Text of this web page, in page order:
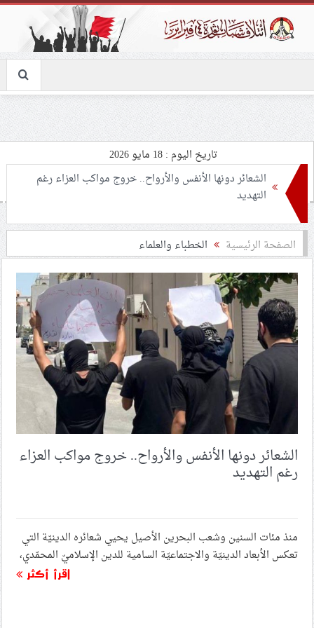
تاريخ اليوم : 18 مايو 2026
المجلس السياسي لائتلاف 14 فبراير يعزّي ويبارك باستشهاد
«القائد عزّ الدين الحداد
النظام الخليفيّ يحلّ جمعيّة التوعية الإسلاميّة ضمن حملة
استهداف الطائفة الشيعيّة
قوى المعارضة في البحرين تدعو إلى حملة إلكترونيّة تضامنًا
مع العلماء المعتقلين
المجلس السياسيّ لائتلاف 14 فبراير: على ماذا يراهن آل
خليفة في مشروع إبادة المواطنين الأصليّين في البحرين؟
مواجهات بطوليّة وتكبيرات.. تضامنًا مع العلماء المعتقلين
الشيخ قبلان يحذّر من مخطط أمريكيّ ـ صهيونيّ لتفجير
لبنان داخليًّا وزجّ الجيش بمواجهة المقاومة
الصفحة الرئيسية الخطباء والعلماء
الشعائر دونها الأنفس والأرواح.. خروج مواكب العزاء
رغم التهديد
منذ مئات السنين وشعب البحرين الأصيل يحيي شعائره الدينيّة التي
تعكس الأبعاد الدينيّة والاجتماعيّة السامية للدين الإسلاميّ المحمّدي،
اقرأ أكثر